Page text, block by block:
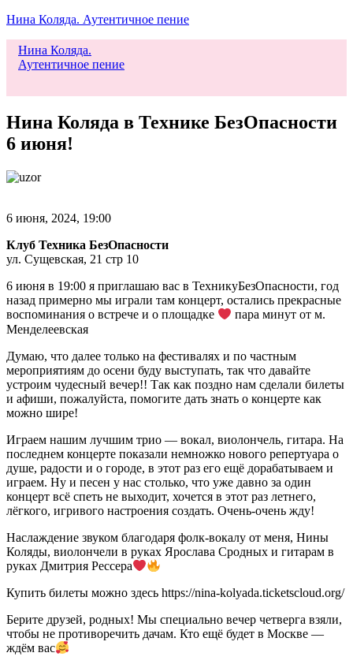
Нина Коляда. Аутентичное пение
Нина Коляда.
Аутентичное пение
Нина Коляда в Технике БезОпасности
6 июня!
6 июня, 2024, 19:00
Клуб Техника БезОпасности
ул. Сущевская, 21 стр 10
6 июня в 19:00 я приглашаю вас в ТехникуБезОпасности, год
назад примерно мы играли там концерт, остались прекрасные
воспоминания о встрече и о площадке
пара минут от м.
Менделеевская
Думаю, что далее только на фестивалях и по частным
мероприятиям до осени буду выступать, так что давайте
устроим чудесный вечер!! Так как поздно нам сделали билеты
и афиши, пожалуйста, помогите дать знать о концерте как
можно шире!
Играем нашим лучшим трио — вокал, виолончель, гитара. На
последнем концерте показали немножко нового репертуара о
душе, радости и о городе, в этот раз его ещё дорабатываем и
играем. Ну и песен у нас столько, что уже давно за один
концерт всё спеть не выходит, хочется в этот раз летнего,
лёгкого, игривого настроения создать. Очень-очень жду!
Наслаждение звуком благодаря фолк-вокалу от меня, Нины
Коляды, виолончели в руках Ярослава Сродных и гитарам в
руках Дмитрия Рессера
Купить билеты можно здесь https://nina-kolyada.ticketscloud.org/
Берите друзей, родных! Мы специально вечер четверга взяли,
чтобы не противоречить дачам. Кто ещё будет в Москве —
ждём вас